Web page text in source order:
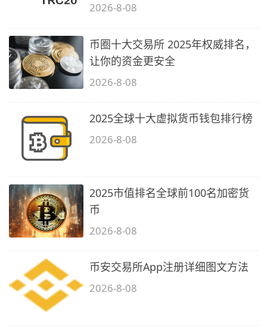
2026-8-08
币圈十大交易所 2025年权威排名，
让你的资金更安全
2026-8-08
2025全球十大虚拟货币钱包排行榜
2026-8-08
2025市值排名全球前100名加密货
币
2026-8-08
币安交易所App注册详细图文方法
2026-8-08